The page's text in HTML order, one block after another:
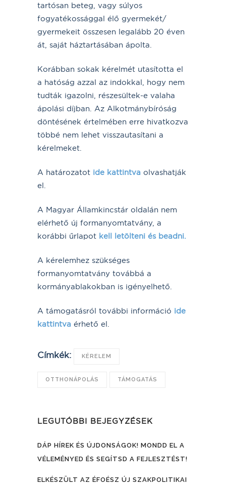
tartósan beteg, vagy súlyos
fogyatékossággal élő gyermekét/
gyermekeit összesen legalább 20 éven
át, saját háztartásában ápolta.
Korábban sokak kérelmét utasította el
a hatóság azzal az indokkal, hogy nem
tudták igazolni, részesültek-e valaha
ápolási díjban. Az Alkotmánybíróság
döntésének értelmében erre hivatkozva
többé nem lehet visszautasítani a
kérelmeket.
A határozatot ide kattintva olvashatják
el.
A Magyar Államkincstár oldalán nem
elérhető új formanyomtatvány, a
korábbi űrlapot kell letölteni és beadni.
A kérelemhez szükséges
formanyomtatvány továbbá a
kormányablakokban is igényelhető.
A támogatásról további információ ide
kattintva érhető el.
Címkék: KÉRELEM
OTTHONÁPOLÁS TÁMOGATÁS
LEGUTÓBBI BEJEGYZÉSEK
DÁP HÍREK ÉS ÚJDONSÁGOK! MONDD EL A
VÉLEMÉNYED ÉS SEGÍTSD A FEJLESZTÉST!
ELKÉSZÜLT AZ ÉFOÉSZ ÚJ SZAKPOLITIKAI